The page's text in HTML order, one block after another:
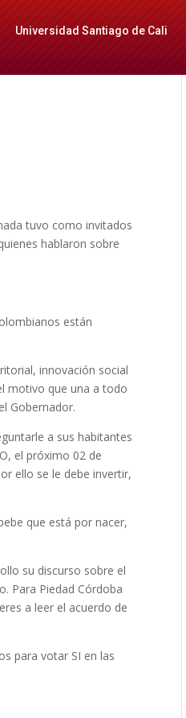
Universidad Santiago de Cali
tuvo como invitados
hablaron sobre
están
innovación social
motivo que una a todo
Gobernador.
a sus habitantes
el próximo 02 de
ello se le debe invertir,
que está por nacer,
su discurso sobre el
Para Piedad Córdoba
a leer el acuerdo de
para votar SI en las